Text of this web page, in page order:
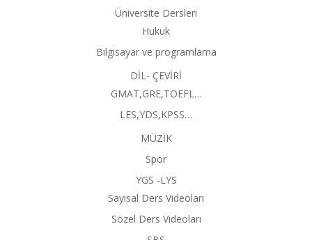
Üniversite Dersleri
Hukuk
Bilgisayar ve programlama
DİL- ÇEVİRİ
GMAT,GRE,TOEFL…
LES,YDS,KPSS…
MÜZİK
Spor
YGS -LYS
Sayısal Ders Videoları
Sözel Ders Videoları